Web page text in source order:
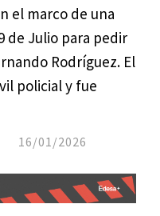
el marco de una
de Julio para pedir
Rodríguez. El
policial y fue
16/01/2026